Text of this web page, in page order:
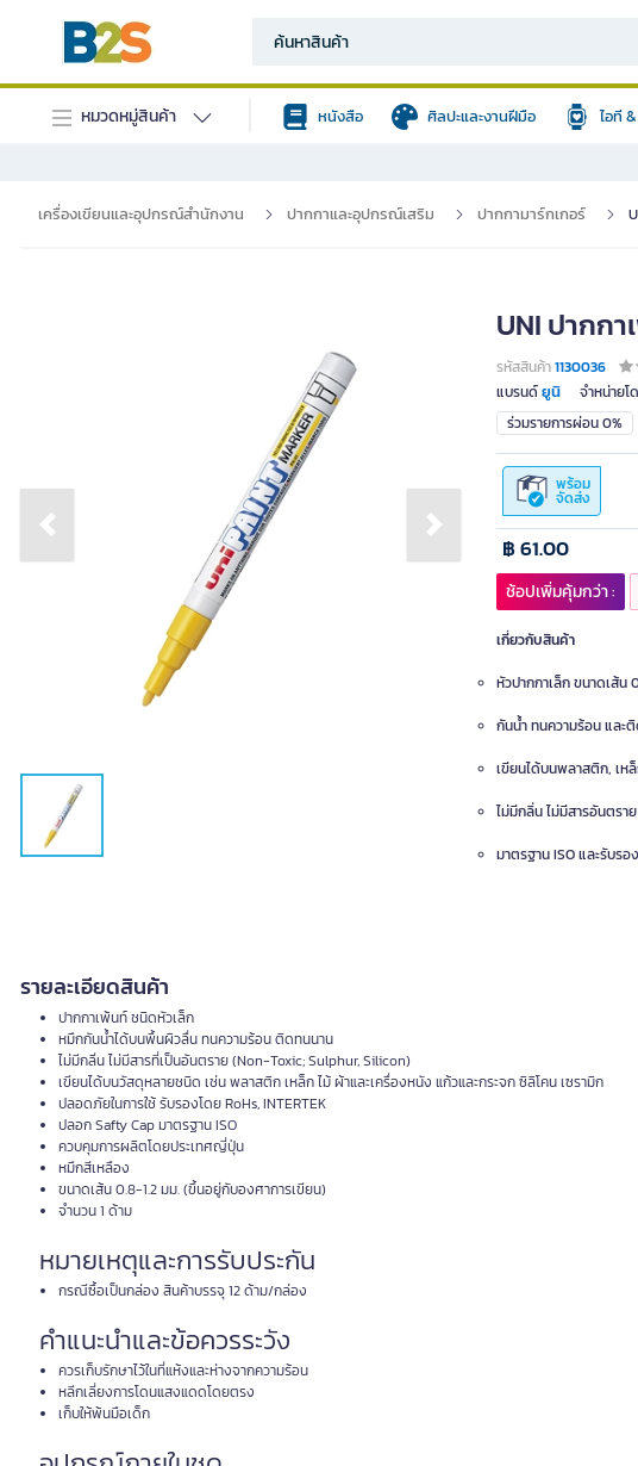
หมวดหมู่สินค้า หนังสือ ศิลปะและงานฝีมือ ไอที
เครื่องเขียนและอุปกรณ์สำนักงาน ปากกาและอุปกรณ์เสริม ปากกามาร์กเกอร์
Previous slide Next slide
UNI ปากก
รหัสสินค้า1130036
แบรนด์ยูนิ จำหน่ายโ
ร่วมรายการผ่อน 0%
พร้อม
จัดส่ง
฿ 61.00
ช้อปเพิ่มคุ้มกว่า :
เกี่ยวกับสินค้า
หัวปากกาเล็ก ขนาดเส้น
กันน้ำ ทนความร้อน และ
เขียนได้บนพลาสติก, เห
ไม่มีกลิ่น ไม่มีสารอันตรา
มาตรฐาน ISO และรับร
รายละเอียดสินค้า
ปากกาเพ้นท์ ชนิดหัวเล็ก
หมึกกันน้ำได้บนพื้นผิวลื่น ทนความร้อน ติดทนนาน
ไม่มีกลิ่น ไม่มีสารที่เป็นอันตราย (Non-Toxic; Sulphur, Silicon)
เขียนได้บนวัสดุหลายชนิด เช่น พลาสติก เหล็ก ไม้ ผ้าและเครื่องหนัง แก้วและกระจก ซิลิโคน เซรามิก
ปลอดภัยในการใช้ รับรองโดย RoHs, INTERTEK
ปลอก Safty Cap มาตรฐาน ISO
ควบคุมการผลิตโดยประเทศญี่ปุ่น
หมึกสีเหลือง
ขนาดเส้น 0.8-1.2 มม. (ขึ้นอยู่กับองศาการเขียน)
จำนวน 1 ด้าม
หมายเหตุและการรับประกัน
กรณีซื้อเป็นกล่อง สินค้าบรรจุ 12 ด้าม/กล่อง
คำแนะนำและข้อควรระวัง
ควรเก็บรักษาไว้ในที่แห้งและห่างจากความร้อน
หลีกเลี่ยงการโดนแสงแดดโดยตรง
เก็บให้พ้นมือเด็ก